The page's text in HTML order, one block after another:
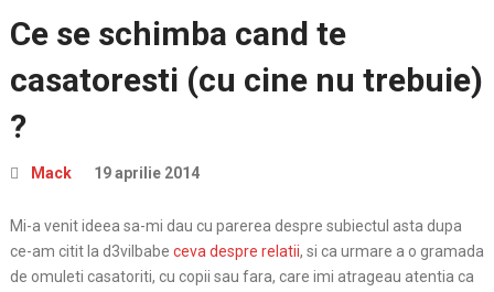
Ce se schimba cand te
casatoresti (cu cine nu trebuie)
?
Mack 19 aprilie 2014
Mi-a venit ideea sa-mi dau cu parerea despre subiectul asta dupa
ce-am citit la d3vilbabe ceva despre relatii, si ca urmare a o gramada
de omuleti casatoriti, cu copii sau fara, care imi atrageau atentia ca